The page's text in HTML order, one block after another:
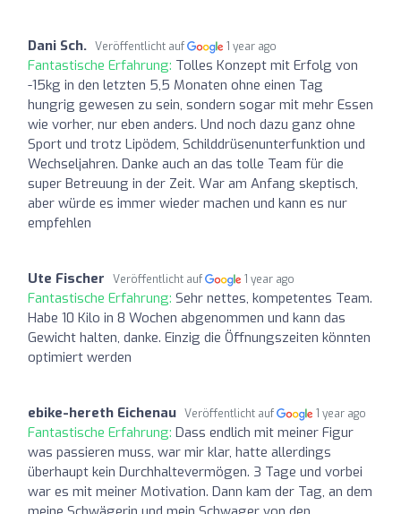
Dani Sch. Veröffentlicht auf 1 year ago
Fantastische Erfahrung: Tolles Konzept mit Erfolg von
-15kg in den letzten 5,5 Monaten ohne einen Tag
hungrig gewesen zu sein, sondern sogar mit mehr Essen
wie vorher, nur eben anders. Und noch dazu ganz ohne
Sport und trotz Lipödem, Schilddrüsenunterfunktion und
Wechseljahren. Danke auch an das tolle Team für die
super Betreuung in der Zeit. War am Anfang skeptisch,
aber würde es immer wieder machen und kann es nur
empfehlen
Ute Fischer Veröffentlicht auf 1 year ago
Fantastische Erfahrung: Sehr nettes, kompetentes Team.
Habe 10 Kilo in 8 Wochen abgenommen und kann das
Gewicht halten, danke. Einzig die Öffnungszeiten könnten
optimiert werden
ebike-hereth Eichenau Veröffentlicht auf 1 year ago
Fantastische Erfahrung: Dass endlich mit meiner Figur
was passieren muss, war mir klar, hatte allerdings
überhaupt kein Durchhaltevermögen. 3 Tage und vorbei
war es mit meiner Motivation. Dann kam der Tag, an dem